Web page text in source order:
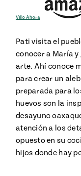
Vélo Ahora
Pati visita el
conocer a María y
arte. Ahí conoce
para crear un
preparada para
huevos son la
desayuno
atención a los
opuesto en su
hijos donde hay